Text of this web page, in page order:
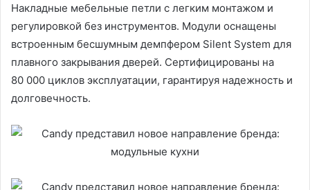
Накладные мебельные петли с легким монтажом и
регулировкой без инструментов. Модули оснащены
встроенным бесшумным демпфером Silent System для
плавного закрывания дверей. Сертифицированы на
80 000 циклов эксплуатации, гарантируя надежность и
долговечность.